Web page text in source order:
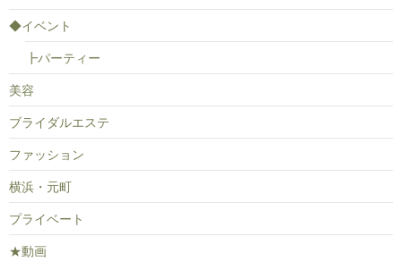
◆イベント
┣パーティー
美容
ブライダルエステ
ファッション
横浜・元町
プライベート
★動画